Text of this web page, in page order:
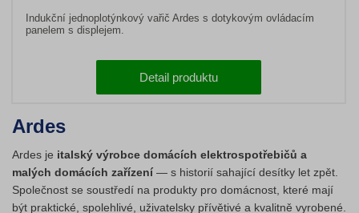
Indukční jednoplotýnkový vařič Ardes s dotykovým ovládacím
panelem s displejem.
Detail produktu
Ardes
Ardes je italský výrobce domácích elektrospotřebičů a
malých domácích zařízení — s historií sahající desítky let zpět.
Společnost se soustředí na produkty pro domácnost, které mají
být praktické, spolehlivé, uživatelsky přívětivé a kvalitně vyrobené.